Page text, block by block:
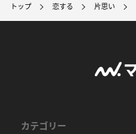
トップ 恋する 片思い
カテゴリー